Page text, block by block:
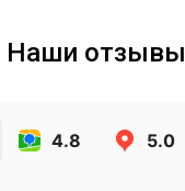
Наши отзывы
4.8 5.0